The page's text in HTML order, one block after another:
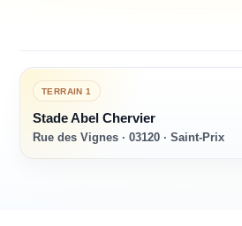
TERRAIN1
Stade Abel Chervier
Rue des Vignes · 03120 · Saint-Prix